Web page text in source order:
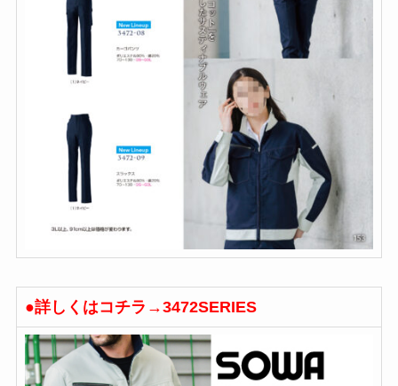
●詳しくはコチラ→3472SERIES